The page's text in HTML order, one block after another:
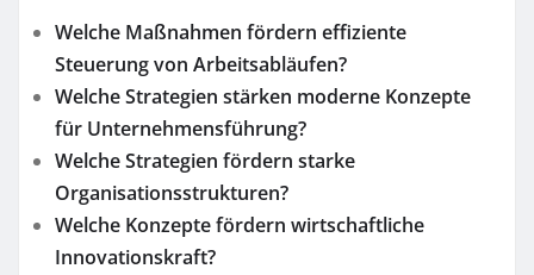
Welche Maßnahmen fördern effiziente
Steuerung von Arbeitsabläufen?
Welche Strategien stärken moderne Konzepte
für Unternehmensführung?
Welche Strategien fördern starke
Organisationsstrukturen?
Welche Konzepte fördern wirtschaftliche
Innovationskraft?